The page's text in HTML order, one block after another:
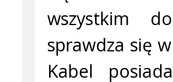
wszystkim
sprawdza się
Kabel